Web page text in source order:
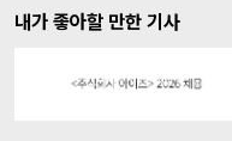
내가 좋아할 만한 기사